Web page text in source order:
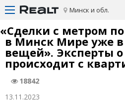
Минск и обл.
«Сделки с метром
в Минск Мире уже в
вещей». Эксперты
происходит с
18842
13.11.2023